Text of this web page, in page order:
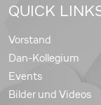
QUICK
Vorstand
Dan-Kollegium
Events
Bilder und Videos